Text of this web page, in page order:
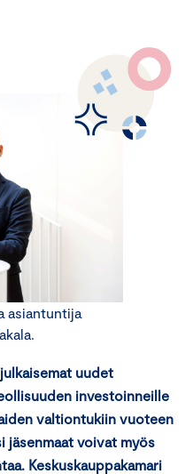
asiantuntija
uudet
investoinneille
valtiontukiin vuoteen
jäsenmaat voivat myös
Keskuskauppakamari